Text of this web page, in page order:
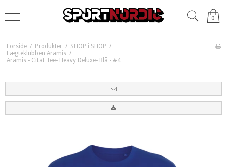
0
Forside / Produkter / SHOP i SHOP /
Fægteklubben Aramis /
Aramis - Citat Tee- Heavy Deluxe- Blå - #4